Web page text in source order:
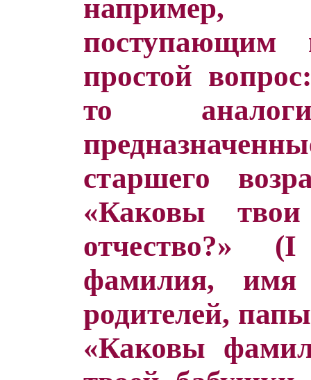
например,
поступающим
простой
то
старшего
«Каковы
отчество?»
фамилия, имя
родителей,
«Каковы